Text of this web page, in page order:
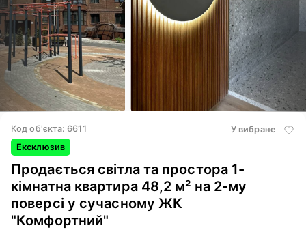
Код об'єкта: 6611
У вибране
Ексклюзив
Продається світла та простора 1-
кімнатна квартира 48,2 м² на 2-му
поверсі у сучасному ЖК
"Комфортний"